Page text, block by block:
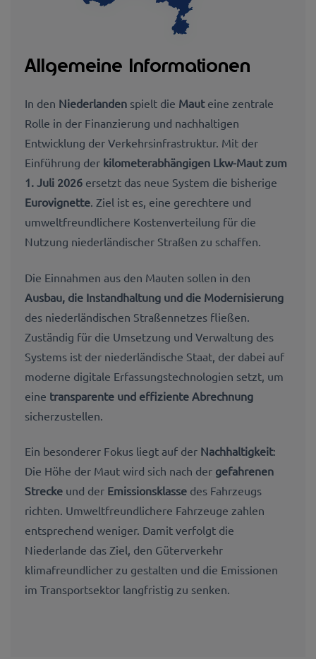
Allgemeine Informationen
In den Niederlanden spielt die Mauteine zentrale
Rolle in der Finanzierung und nachhaltigen
Entwicklung der Verkehrsinfrastruktur. Mit der
Einführung der kilometerabhängigen Lkw-Maut zum
1. Juli 2026 ersetzt das neue System die bisherige
Eurovignette. Ziel ist es, eine gerechtere und
umweltfreundlichere Kostenverteilung für die
Nutzung niederländischer Straßen zu schaffen.
Die Einnahmen aus den Mauten sollen in den
Ausbau, die Instandhaltung und die Modernisierung
des niederländischen Straßennetzes fließen.
Zuständig für die Umsetzung und Verwaltung des
Systems ist der niederländische Staat, der dabei auf
moderne digitale Erfassungstechnologien setzt, um
eine transparente und effiziente Abrechnung
sicherzustellen.
Ein besonderer Fokus liegt auf der Nachhaltigkeit:
Die Höhe der Maut wird sich nach der gefahrenen
Strecke und der Emissionsklasse des Fahrzeugs
richten. Umweltfreundlichere Fahrzeuge zahlen
entsprechend weniger. Damit verfolgt die
Niederlande das Ziel, den Güterverkehr
klimafreundlicher zu gestalten und die Emissionen
im Transportsektor langfristig zu senken.